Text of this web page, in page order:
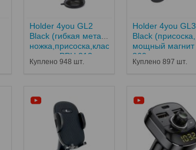
Holder 4you GL2
Black (гибкая метал
ножка,присоска,классический
крепеж РРЦ 212...
Куплено 948 шт.
Holder 4you GL3
Black (присоска,
мощный магнит
360...
Куплено 897 шт.